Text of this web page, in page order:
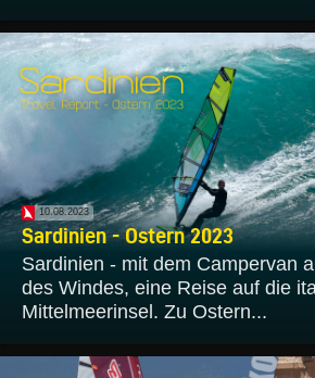
10.08.2023
Sardinien - Ostern 2023
Sardinien - mit dem Campervan
des Windes, eine Reise auf die
Mittelmeerinsel. Zu Ostern...